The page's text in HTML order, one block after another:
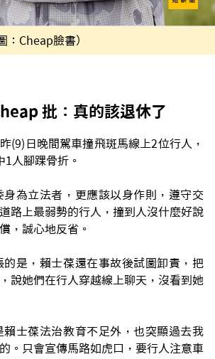
：Cheap臉書）
批：真的該退休了
(9)日晚間駕車撞飛斑馬線上2位行人，
1人腳踝骨折。
身為立法者，更應該以身作則，遵守交
路上最弱勢的行人，撞到人沒什麼好說
，誠心地反省。
的是，賴士葆還在事故後試圖卸責，把
說她們在行人穿越線上聊天，沒看到她
賴士葆法治教育不足外，也突顯過去我
。只會宣傳馬路如虎口，要行人注意車